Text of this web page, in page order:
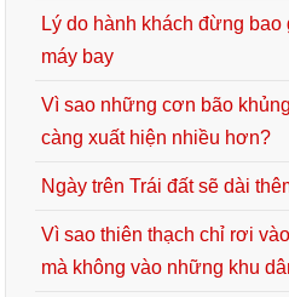
Lý do hành khách đừng
máy bay
Vì sao những cơn bão
càng xuất hiện nhiều hơn?
Ngày trên Trái đất sẽ dài
Vì sao thiên thạch chỉ rơi
mà không vào những khu